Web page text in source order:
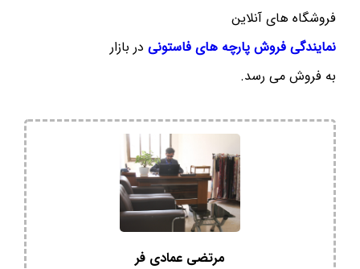
فروشگاه های آنلاین
نمایندگی فروش پارچه های فاستونی در بازار
به فروش می رسد.
مرتضی عمادی فر